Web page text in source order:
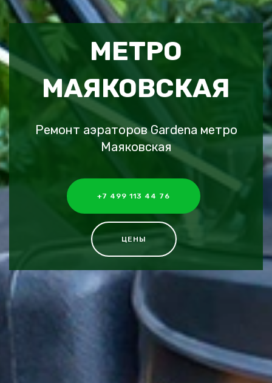
МЕТРО
МАЯКОВСКАЯ
Ремонт аэраторов Gardena метро
Маяковская
+7 499 113 44 76
ЦЕНЫ